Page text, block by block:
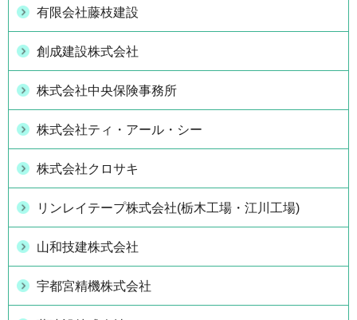
有限会社藤枝建設
創成建設株式会社
株式会社中央保険事務所
株式会社ティ・アール・シー
株式会社クロサキ
リンレイテープ株式会社(栃木工場・江川工場)
山和技建株式会社
宇都宮精機株式会社